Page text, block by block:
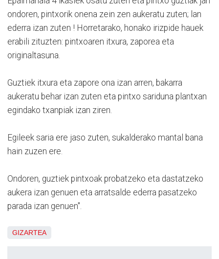
ondoren, pintxorik onena zein zen aukeratu zuten; lan
ederra izan zuten ! Horretarako, honako irizpide hauek
erabili zituzten: pintxoaren itxura, zaporea eta
originaltasuna.
Guztiek itxura eta zapore ona izan arren, bakarra
aukeratu behar izan zuten eta pintxo sariduna plantxan
egindako txanpiak izan ziren.
Egileek saria ere jaso zuten, sukalderako mantal bana
hain zuzen ere.
Ondoren, guztiek pintxoak probatzeko eta dastatzeko
aukera izan genuen eta arratsalde ederra pasatzeko
parada izan genuen".
GIZARTEA